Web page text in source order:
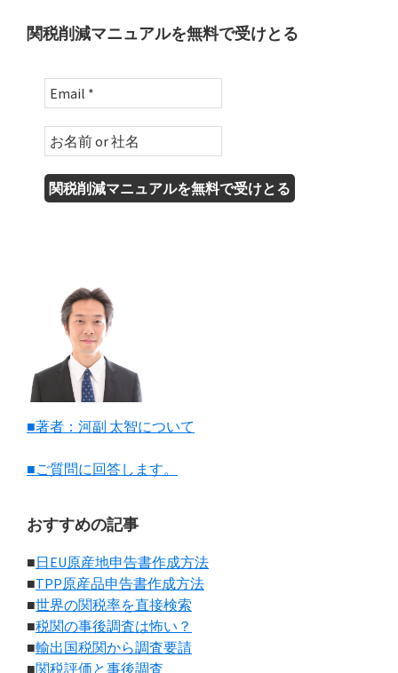
関税削減マニュアルを無料で受けとる
■著者：河副 太智について
■ご質問に回答します。
おすすめの記事
■日EU原産地申告書作成方法
■TPP原産品申告書作成方法
■世界の関税率を直接検索
■税関の事後調査は怖い？
■輸出国税関から調査要請
■関税評価と事後調査